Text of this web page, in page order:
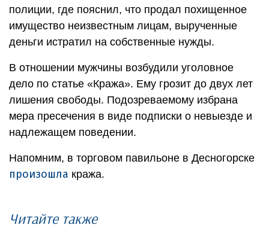
полиции, где пояснил, что продал похищенное
имущество неизвестным лицам, вырученные
деньги истратил на собственные нужды.
В отношении мужчины возбудили уголовное
дело по статье «Кража». Ему грозит до двух лет
лишения свободы. Подозреваемому избрана
мера пресечения в виде подписки о невыезде и
надлежащем поведении.
Напомним, в торговом павильоне в Десногорске
произошла кража.
Читайте также